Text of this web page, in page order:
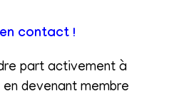
contact !
part activement à
devenant membre